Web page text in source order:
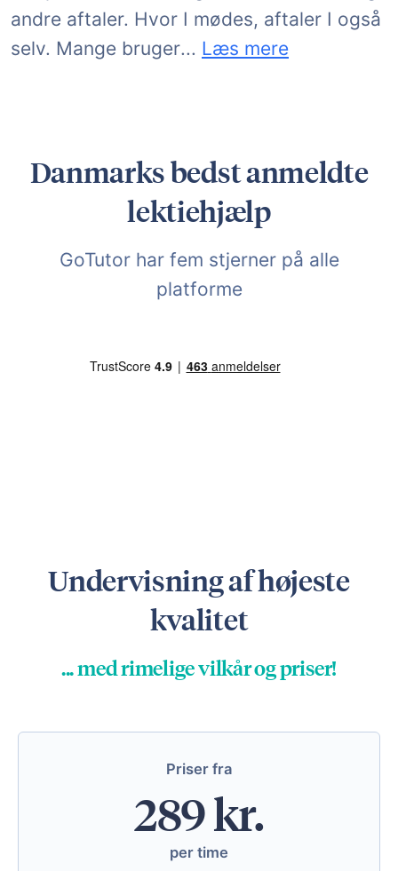
andre aftaler. Hvor I mødes, aftaler I også
selv. Mange brugerhjemmet som fast base
... Læs mereVesterbro
eller godt
Danmarks bedst anmeldte
lektiehjælp
GoTutor har fem stjerner på alle
platforme
Undervisning af højeste
kvalitet
... med rimelige vilkår og priser!
Priser fra
289 kr.
per time